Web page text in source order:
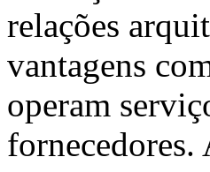
relações
vantagens
operam
fornecedores.